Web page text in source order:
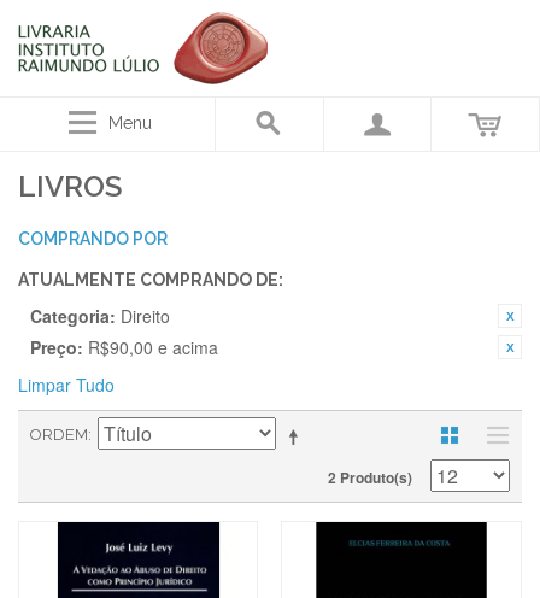
Menu
LIVROS
COMPRANDO POR
ATUALMENTE COMPRANDO DE:
Categoria: Direito
Preço: R$90,00 e acima
Limpar Tudo
ORDEM
2 Produto(s)